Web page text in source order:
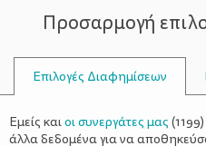
Προσαρμογή
Επιλογές Διαφημίσεων
Εμείς καιοι συνεργάτες μας (1199
άλλα δεδομένα για να